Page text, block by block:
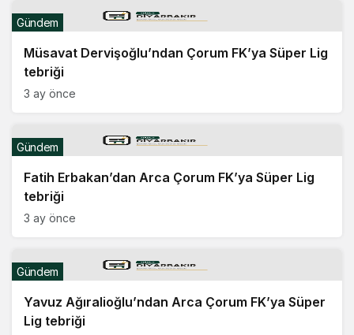
Müsavat Dervişoğlu’ndan Çorum FK’ya Süper Lig
tebriği
Gündem
3 ay önce
Fatih Erbakan’dan Arca Çorum FK’ya Süper Lig
tebriği
Gündem
3 ay önce
Yavuz Ağıralioğlu’ndan Arca Çorum FK’ya Süper
Lig tebriği
Gündem